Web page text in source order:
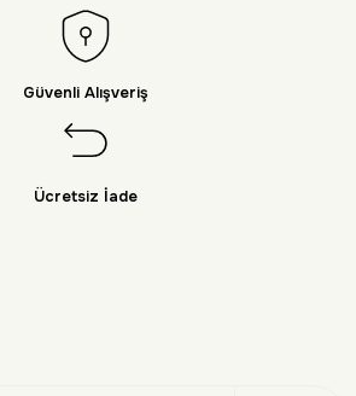
Güvenli Alışveriş
Ücretsiz İade